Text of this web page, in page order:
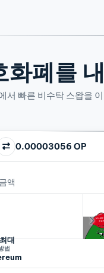
화폐를
서 빠른 비수탁 스왑을
0.00003056 OP
액
대
법